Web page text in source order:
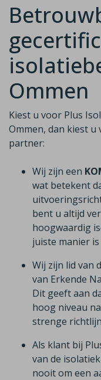
Ommen
Kiest u voor Plus
Ommen, dan kiest
partner:
Wij zijn een
wat betekent
bent u altijd
hoogwaardig
juiste manier
Wij zijn lid van
van Erkende
Dit geeft aan
hoog niveau
strenge
Als klant bij
van de
nooit om een